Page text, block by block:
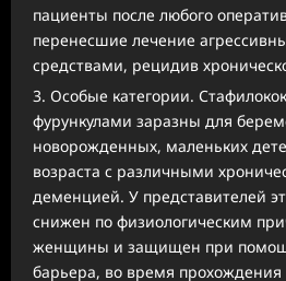
пациенты после любого
перенесшие лечение
средствами, рецидив
Особые категории.
фурункулами заразны для
новорожденных, маленьких
возраста с различными
деменцией. У представителей
снижен по физиологическим
женщины и защищен при
барьера, во время прохождения